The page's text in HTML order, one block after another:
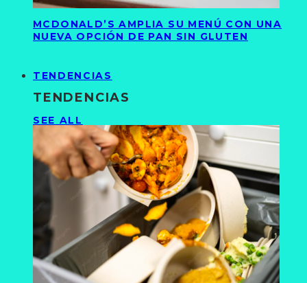
MCDONALD’S AMPLIA SU MENÚ CON UNA
NUEVA OPCIÓN DE PAN SIN GLUTEN
TENDENCIAS
TENDENCIAS
SEE ALL